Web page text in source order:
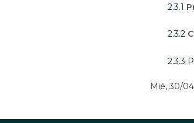
2.3.1
2.3.2
2.3.3
Mié, 30/